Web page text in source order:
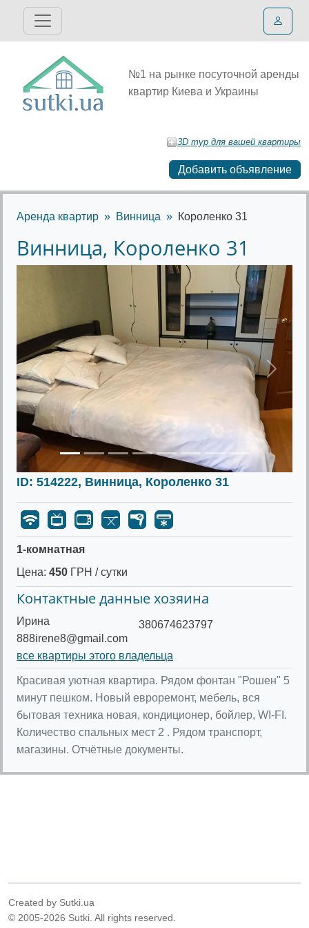
№1 на рынке посуточной аренды
квартир Киева и Украины
3D тур для вашей квартиры
Добавить объявление
Аренда квартир Винница Короленко 31
Винница, Короленко 31
Предыдущее
ID: 514222, Винница, Короленко 31
1-комнатная
Цена: 450 ГРН / сутки
Контактные данные хозяина
Ирина
888irene8@gmail.com
380674623797
все квартиры этого владельца
Красивая уютная квартира. Рядом фонтан "Рошен" 5
минут пешком. Новый евроремонт, мебель, вся
бытовая техника новая, кондиционер, бойлер, WI-FI.
Количество спальных мест 2 . Рядом транспорт,
магазины. Отчётные документы.
Created by Sutki.ua
© 2005-2026 Sutki. All rights reserved.